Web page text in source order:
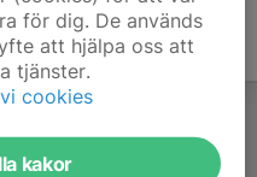
för dig. De används
att hjälpa oss att
tjänster.
cookies
kakor